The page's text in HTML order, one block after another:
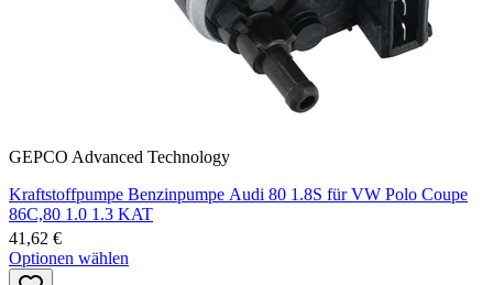
GEPCO Advanced Technology
Kraftstoffpumpe Benzinpumpe Audi 80 1.8S für VW Polo Coupe
86C,80 1.0 1.3 KAT
41,62 €
Optionen wählen